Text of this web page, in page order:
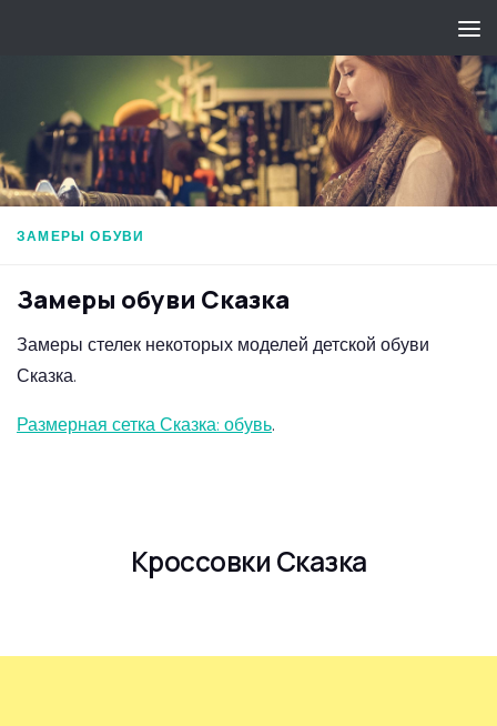
ЗАМЕРЫ ОБУВИ
Замеры обуви Сказка
Замеры стелек некоторых моделей детской обуви
Сказка.
Размерная сетка Сказка: обувь.
Кроссовки Сказка